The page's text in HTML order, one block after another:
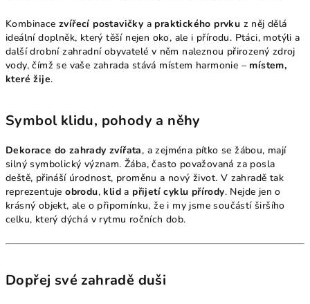
Kombinace zvířecí postavičky a praktického prvku z něj dělá
ideální doplněk, který těší nejen oko, ale i přírodu. Ptáci, motýli a
další drobní zahradní obyvatelé v něm naleznou přirozený zdroj
vody, čímž se vaše zahrada stává místem harmonie – místem,
které žije.
Symbol klidu, pohody a něhy
Dekorace do zahrady zvířata, a zejména pítko se žábou, mají
silný symbolický význam. Žába, často považovaná za posla
deště, přináší úrodnost, proměnu a nový život. V zahradě tak
reprezentujeobrodu, klid a přijetí cyklu přírody. Nejde jen o
krásný objekt, ale o připomínku, že i my jsme součástí širšího
celku, který dýchá v rytmu ročních dob.
Dopřej své zahradě duši